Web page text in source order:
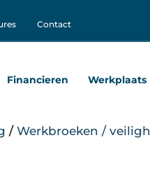
Contact
Financieren Werkplaats
/ Werkbroeken /